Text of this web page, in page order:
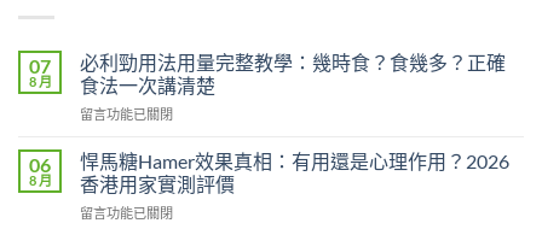
07
8 月
必利勁用法用量完整教學：幾時食？食幾多？正確
食法一次講清楚
在
利
勁
用
法
留言功能已關閉
06
8 月
悍馬糖Hamer效果真相：有用還是心理作用？2026
香港用家實測評價
在
留言功能已關閉